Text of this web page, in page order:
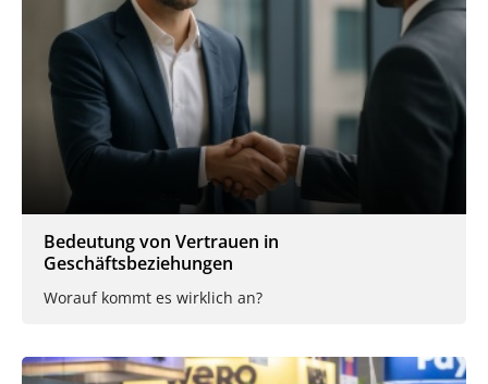
Bedeutung von Vertrauen in
Geschäftsbeziehungen
Worauf kommt es wirklich an?